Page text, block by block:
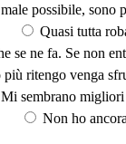
possibile, sono
Quasi tutta
se ne fa. Se non
più ritengo venga
Mi sembrano
Non ho